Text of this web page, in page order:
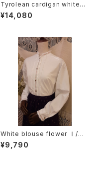
Tyrolean cardigan white
チロリアン カーディガン フラ
ワー ホワイト
¥14,080
White blouse flower Ⅰ/ホ
ワイトブラウス花刺繍 Ⅰ
¥9,790